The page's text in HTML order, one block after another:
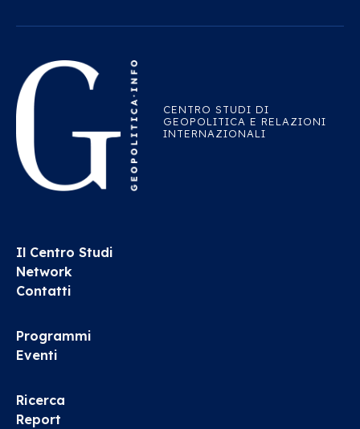
CENTRO STUDI DI
GEOPOLITICA E RELAZIONI
INTERNAZIONALI
Il Centro Studi
Network
Contatti
Programmi
Eventi
Ricerca
Report